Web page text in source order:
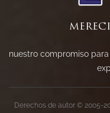
nuestro compromiso
Derechos de autor © 2005-